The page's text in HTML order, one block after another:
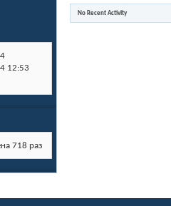
12:53
718 раз
No Recent Activity